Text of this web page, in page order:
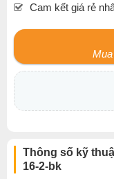
Cam kết giá rẻ
Thông số kỹ
16-2-bk